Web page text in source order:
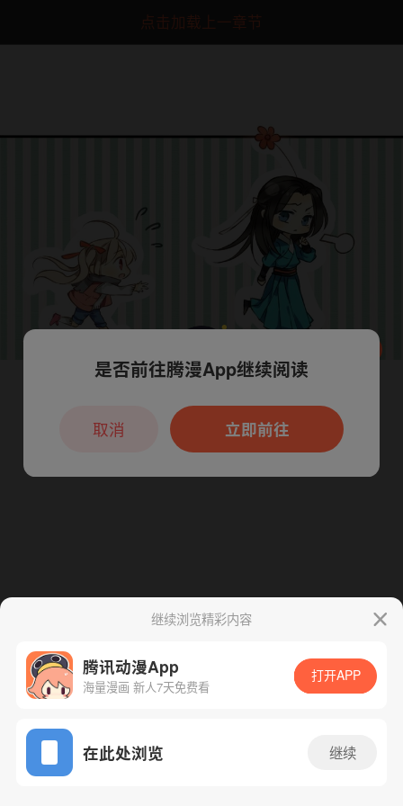
点击加载上一章节
App免费看
腾漫App免费看
继续浏览精彩内容
腾讯动漫App
海量漫画 新人7天免费看
打开APP
在此处浏览 继续
本章节仅支持App阅读，可打开App新用
户7天免费看
是否前往腾漫App继续阅读
立即前往
取消